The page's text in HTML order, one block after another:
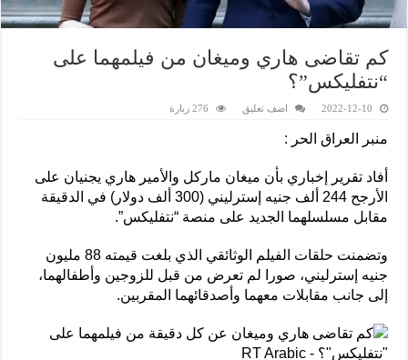
كم تقاضى هاري وميغان من فيلمهما على
“نتفليكس”؟
2022-12-10 اضف تعليق 276 زيارة
منبر العراق الحر :
أفاد تقرير إخباري بأن ميغان ماركل والأمير هاري يجنيان على
الأرجح 244 ألف جنيه إسترليني (300 ألف دولار) في الدقيقة
مقابل مسلسلهما الجديد على منصة “نتفليكس”.
وتضمنت حلقات الفيلم الوثائقي الذي بلغت قيمته 88 مليون
جنيه إسترليني، صورا لم تعرض من قبل للزوجين وأطفالهما،
إلى جانب مقابلات معهما وأصدقائهما المقربين.